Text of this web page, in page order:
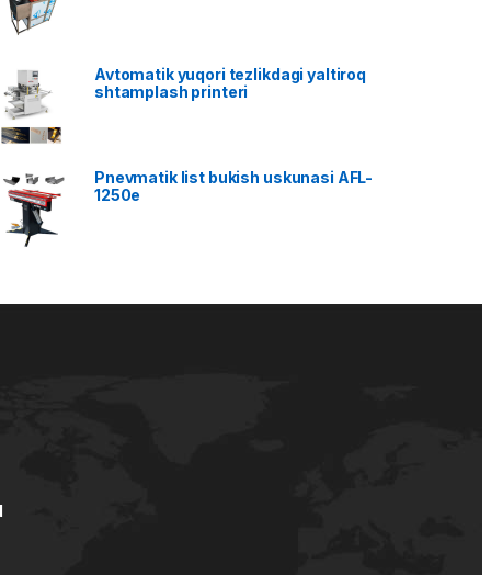
Avtomatik yuqori tezlikdagi yaltiroq
shtamplash printeri
Pnevmatik list bukish uskunasi AFL-
1250e